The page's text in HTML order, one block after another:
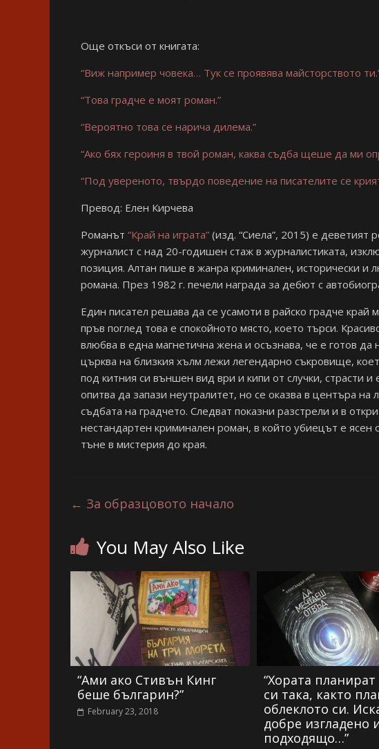
Още откъси от книгата:
“Виж например човека… Тук се проявява майсторството
“Това градче е моят роман.”
“Вероятно това се нарича дилема.”
“Ако бях героиня в твой роман, каква съдба щеше да ми
“Под увереното, твърдо поведение на писателите се
Превод: Елен Кирчева
Романът “Край на играта” (изд. “Сиела”, 2015) е деветият
журналист с над 20-годишен стаж в журналистиката,
позиция. Алтан пише в жанра криминален, исторически и
романа. През 1982 г. печели награда за дебют с
Един писател решава да се усамоти в райско градче
пръв поглед това е спокойното място, което търси.
влюбва в една магнетична жена и осъзнава, че е готов да
църква на близкия хълм лежи легендарно съкровище,
под китния си външен вид ври и кипи от случки, страсти и
опитва да запази неутралитет, но се оказва в центъра
съдбата на градчето. Следват показни разстрели и в
нестандартен криминален роман, в който убиецът е ясен
тъне в мистерия до края.
← За образцовото начало
You May Also Like
“Ами ако Стивън Кинг
беше българин?”
February 23, 2018
“Хората
си така, както
облеклото си.
добре изгладено
подходящо…”